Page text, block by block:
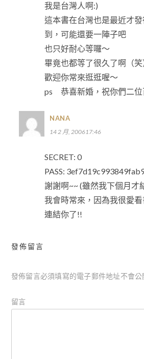
我是台灣人啊:)
這本書在台灣也是最近才
到，可能還要一陣子吧
也只好耐心等囉～
畢竟也都等了很久了啊（笑
歡迎你常來逛逛喔～
ps 恭喜新婚，祝你們二位
NANA
14 2 月, 200617:46
SECRET: 0
PASS:
謝謝啊~~ (雖然我下個月才
我會時常來，因為我很愛看
連結你了!!
發佈留言
發佈留言必須填寫的電子郵件地址不會公
留言